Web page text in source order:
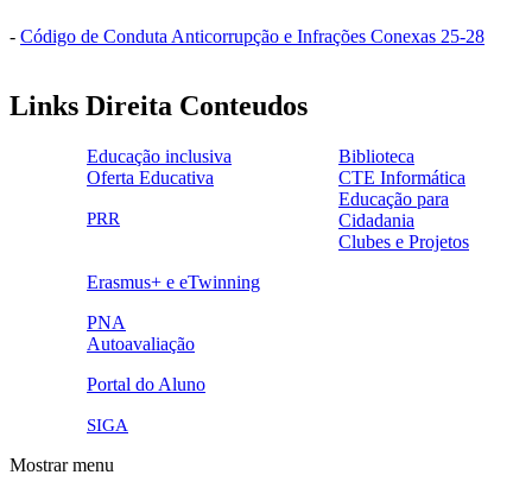
- Código de Conduta Anticorrupção e Infrações Conexas 25-28
Links Direita Conteudos
ensinoinclusivo.png
Educação inclusiva
link1.png
Biblioteca
oferta_edu.png
Oferta Educativa
cte2.png
CTE Informática
selo_importancia_estrategica.png
PRR
logo_epc_2.png
Educação para
Cidadania
Clubes e Projetos
ue.png.png
Erasmus+ e eTwinning
pna.png
PNA
eye-42848_640.png
Autoavaliação
link4.png
Portal do Aluno
SIGA
Mostrar menu